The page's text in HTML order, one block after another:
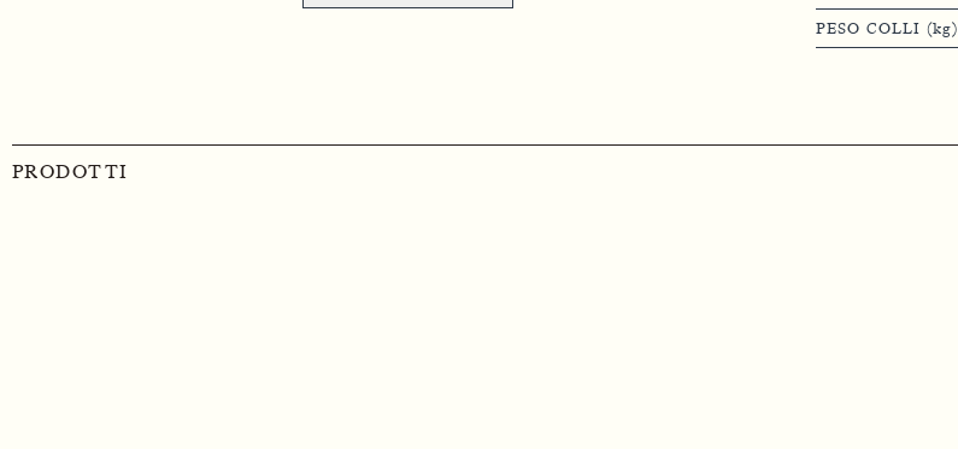
PESO COLLI (kg)
PRODOTTI